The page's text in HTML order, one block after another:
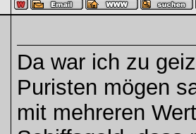
Da war ich zu
Puristen mögen
mit mehreren